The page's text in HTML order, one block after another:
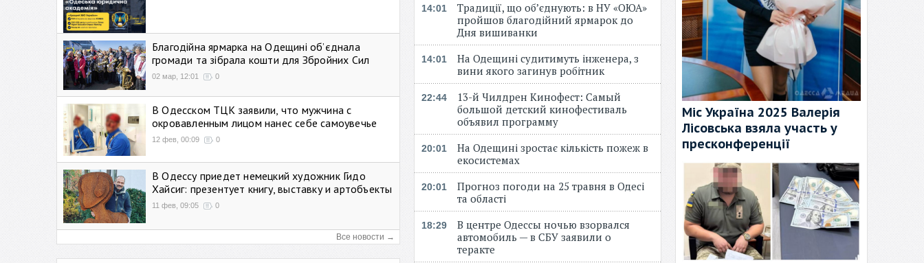
Благодійна ярмарка на Одещині об’єднала
громади та зібрала кошти для Збройних Сил
02 мар, 12:01 0
В Одесском ТЦК заявили, что мужчина с
окровавленным лицом нанес себе самоувечье
12 фев, 00:09 0
В Одессу приедет немецкий художник Гидо
Хайсиг: презентует книгу, выставку и артобъекты
11 фев, 09:05 0
Все новости →
14:01
Традиції, що об’єднують: в НУ «ОЮА»
пройшов благодійний ярмарок до
Дня вишиванки
14:01
На Одещині судитимуть інженера, з
вини якого загинув робітник
22:44
13-й Чилдрен Кинофест: Самый
большой детский кинофестиваль
объявил программу
20:01
На Одещині зростає кількість пожеж в
екосистемах
20:01
Прогноз погоди на 25 травня в Одесі
та області
18:29
В центре Одессы ночью взорвался
автомобиль — в СБУ заявили о
теракте
Міс Україна 2025 Валерія
Лісовська взяла участь у
пресконференції